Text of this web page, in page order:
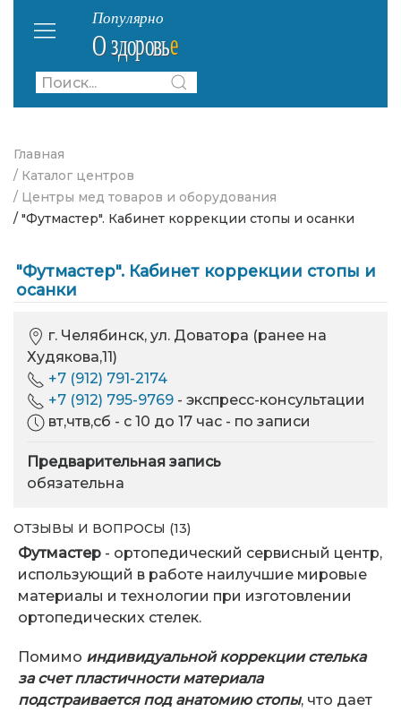
Главная
/ Каталог центров
/ Центры мед товаров и оборудования
/ "Футмастер". Кабинет коррекции стопы и осанки
"Футмастер". Кабинет коррекции стопы и
осанки
г. Челябинск, ул. Доватора (ранее на
Худякова,11)
+7 (912) 791-2174
+7 (912) 795-9769 - экспресс-консультации
вт,чтв,сб - с 10 до 17 час - по записи
Предварительная запись
обязательна
ОТЗЫВЫ И ВОПРОСЫ (13)
Футмастер- ортопедический сервисный центр,
использующий в работе наилучшие мировые
материалы и технологии при изготовлении
ортопедических стелек.
Помимо индивидуальной коррекции стелька
за счет пластичности материала
подстраивается под анатомию стопы, что дает